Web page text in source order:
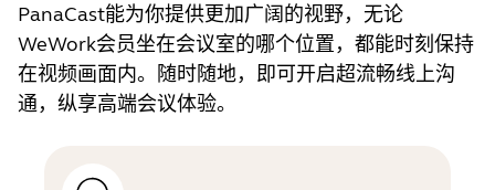
PanaCast能为你提供更加广阔的视野，无论
WeWork会员坐在会议室的哪个位置，都能时刻保持
在视频画面内。随时随地，即可开启超流畅线上沟
通，纵享高端会议体验。